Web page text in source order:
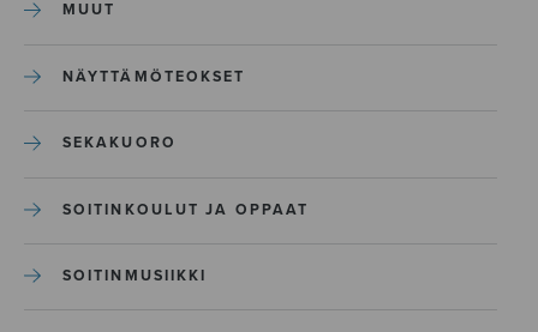
MUUT
NÄYTTÄMÖTEOKSET
SEKAKUORO
SOITINKOULUT JA OPPAAT
SOITINMUSIIKKI